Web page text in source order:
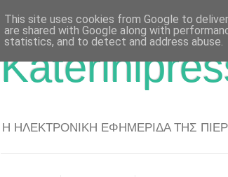
Η ΗΛΕΚΤΡΟΝΙΚΗ ΕΦΗΜΕΡΙΔΑ ΤΗΣ
This site uses cookies from Google to
are shared with Google along with
statistics, and to detect and address abuse.